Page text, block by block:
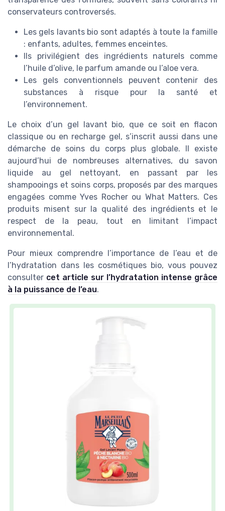
conservateurs controversés.
Les gels lavants bio sont adaptés à toute la famille
: enfants, adultes, femmes enceintes.
Ils privilégient des ingrédients naturels comme
l’huile d’olive, le parfum amande ou l’aloe vera.
Les gels conventionnels peuvent contenir des
substances à risque pour la santé et
l’environnement.
Le choix d’un gel lavant bio, que ce soit en flacon
classique ou en recharge gel, s’inscrit aussi dans une
démarche de soins du corps plus globale. Il existe
aujourd’hui de nombreuses alternatives, du savon
liquide au gel nettoyant, en passant par les
shampooings et soins corps, proposés par des marques
engagées comme Yves Rocher ou What Matters. Ces
produits misent sur la qualité des ingrédients et le
respect de la peau, tout en limitant l’impact
environnemental.
Pour mieux comprendre l’importance de l’eau et de
l’hydratation dans les cosmétiques bio, vous pouvez
consulter cet article sur l’hydratation intense grâce
à la puissance de l’eau.